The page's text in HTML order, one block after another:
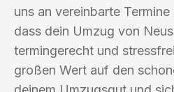
uns an vereinbarte
dass dein Umzug von
termingerecht und
großen Wert auf den